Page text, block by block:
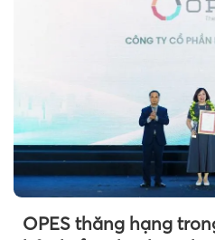
OPES thăng hạng